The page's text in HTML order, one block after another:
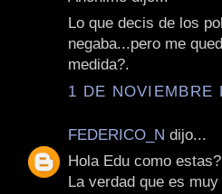
Lo que decis de los
negaba...pero me
medida?.
1 DE NOVIEMBRE
FEDERICO_N dijo...
Hola Edu como
La verdad que es